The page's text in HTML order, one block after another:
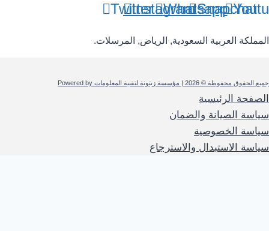
Snapchat
Whatsapp
Instagram
Twitter
المملكة العربية السعودية, الرياض, المرسلات.
جميع الحقوق محفوظة © 2026 | مؤسسة زيتونة لتقنية المعلومات Powered by
الصفحة الرئيسية
سياسة الصيانة والضمان
سياسة الخصوصية
سياسة الاستبدال والاسترجاع